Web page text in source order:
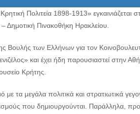
Πολιτεία 1898-1913»
Δημοτική Πινακοθήκη Ηρακλείου.
Βουλής των Ελλήνων για τον
και έχει ήδη παρουσιαστεί στην
Κρήτης.
τα μεγάλα πολιτικά και στρατιωτικά
που δημιουργούνται. Παράλληλα,